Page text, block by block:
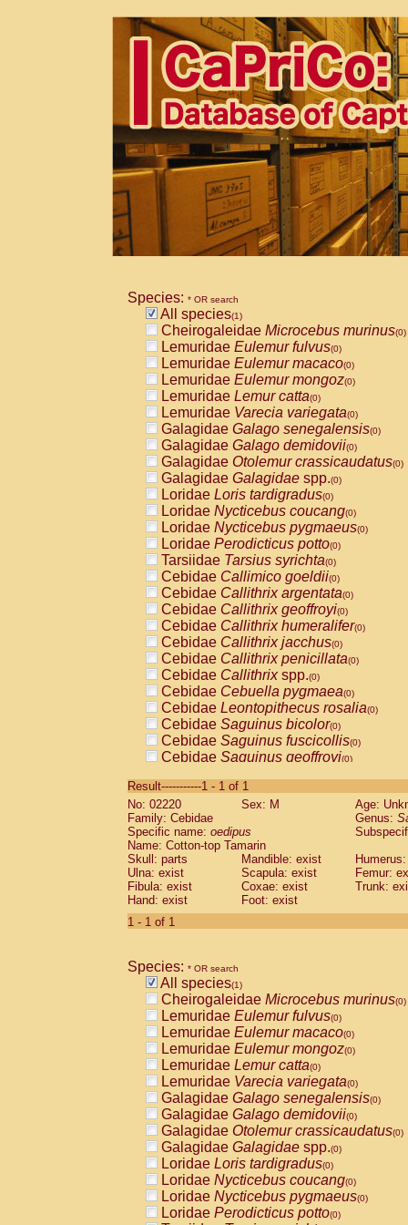
Species: * OR search
All species(1)
Cheirogaleidae Microcebus murinus(0)
Lemuridae Eulemur fulvus(0)
Lemuridae Eulemur macaco(0)
Lemuridae Eulemur mongoz(0)
Lemuridae Lemur catta(0)
Lemuridae Varecia variegata(0)
Galagidae Galago senegalensis(0)
Galagidae Galago demidovii(0)
Galagidae Otolemur crassicaudatus(0)
Galagidae Galagidae spp.(0)
Loridae Loris tardigradus(0)
Loridae Nycticebus coucang(0)
Loridae Nycticebus pygmaeus(0)
Loridae Perodicticus potto(0)
Tarsiidae Tarsius syrichta(0)
Cebidae Callimico goeldii(0)
Cebidae Callithrix argentata(0)
Cebidae Callithrix geoffroyi(0)
Cebidae Callithrix humeralifer(0)
Cebidae Callithrix jacchus(0)
Cebidae Callithrix penicillata(0)
Cebidae Callithrixspp.(0)
Cebidae Cebuella pygmaea(0)
Cebidae Leontopithecus rosalia(0)
Cebidae Saguinus bicolor(0)
Cebidae Saguinus fuscicollis(0)
Cebidae Saguinus geoffroyi(0)
CebidaeSaguinus labiatus(0)
Cebidae Saguinus leucopus (0)
Cebidae
CebidaeSaguinus mystax
Cebidae Saguinus nigricollis (0)
Cebidae Saguinus oedipus
Cebidae Saguinus weddelli
Cebidae Saguinusspp.
Cebidae
CebidaeCebus capucinus
CebidaeCebus nigrivittatus
CebidaeCebus spp.(0)
CebidaeSaimiri boliviensis(0)
CebidaeSaimiri sciureus(0)
AtelidaeAlouatta caraya(0)
AtelidaeAlouatta fusca(0)
AtelidaeAlouatta seniculus(0)
AtelidaeAlouattaspp.(0)
AtelidaeAteles belzebuth(0)
AtelidaeAteles geoffroyi(0)
AtelidaeAteles paniscus(0)
AtelidaeAtelesspp.(0)
AtelidaeLagothrix lagothricha(0)
AtelidaeLagothrix lagothricha cana
PitheciidaeCacajao calvus
Result-----------1 - 1 of 1
No: 02220
Sex: M
Age:
Family: Cebidae
Genus:
Specific name: oedipus
Name: Cotton-top Tamarin
Skull: parts
Mandible: exist
Ulna: exist
Scapula: exist
Femur:
Fibula: exist
Coxae: exist
Trunk:
Hand: exist
Foot: exist
1 - 1 of 1
Species: * OR search
All species(1)
Cheirogaleidae Microcebus murinus(0)
Lemuridae Eulemur fulvus(0)
Lemuridae Eulemur macaco(0)
Lemuridae Eulemur mongoz(0)
Lemuridae Lemur catta(0)
Lemuridae Varecia variegata(0)
Galagidae Galago senegalensis(0)
Galagidae Galago demidovii(0)
Galagidae Otolemur crassicaudatus(0)
Galagidae Galagidae spp.(0)
Loridae Loris tardigradus(0)
Loridae Nycticebus coucang(0)
Loridae Nycticebus pygmaeus(0)
Loridae Perodicticus potto(0)